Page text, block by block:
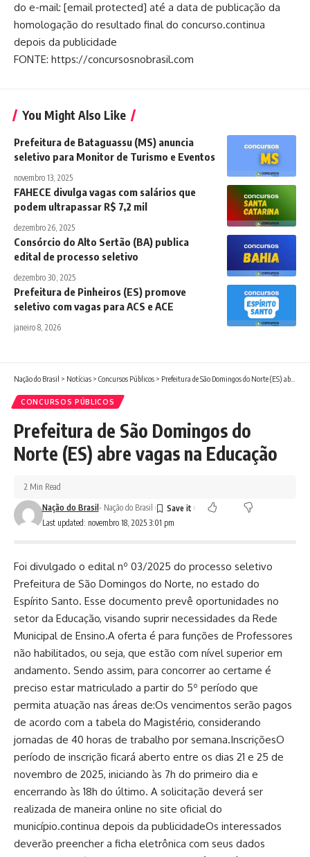
do e-mail: [email protected] até a data de publicação da
homologação do resultado final do concurso.continua
depois da publicidade
FONTE: https://concursosnobrasil.com
You Might Also Like
Prefeitura de Bataguassu (MS) anuncia
seletivo para Monitor de Turismo e Eventos
novembro 13, 2025
FAHECE divulga vagas com salários que
podem ultrapassar R$ 7,2 mil
dezembro 26, 2025
Consórcio do Alto Sertão (BA) publica
edital de processo seletivo
dezembro 30, 2025
Prefeitura de Pinheiros (ES) promove
seletivo com vagas para ACS e ACE
janeiro 8, 2026
Nação do Brasil > Notícias > Concursos Públicos > Prefeitura de São Domingos do Norte (ES) abre vagas na Educação
CONCURSOS PÚBLICOS
Prefeitura de São Domingos do
Norte (ES) abre vagas na Educação
Last updated: novembro 18, 2025 3:01 pm
Nação do Brasil- Nação do Brasil
2 Min Read
Foi divulgado o edital nº 03/2025 do processo seletivo
Prefeitura de São Domingos do Norte, no estado do
Espírito Santo. Esse documento prevê oportunidades no
setor da Educação, visando suprir necessidades da Rede
Municipal de Ensino.A oferta é para funções de Professores
não habilitados, ou seja, que estão com nível superior em
andamento. Sendo assim, para concorrer ao certame é
preciso estar matriculado a partir do 5º período que
permita atuação nas áreas de:Os vencimentos serão pagos
de acordo com a tabela do Magistério, considerando
jornadas de 40 horas de trabalho por semana.InscriçõesO
período de inscrição ficará aberto entre os dias 21 e 25 de
novembro de 2025, iniciando às 7h do primeiro dia e
encerrando às 18h do último. A solicitação deverá ser
realizada de maneira online no site oficial do
município.continua depois da publicidadeOs interessados
deverão preencher a ficha eletrônica com seus dados